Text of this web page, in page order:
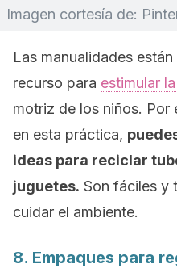
Imagen cortesía de:
Las manualidades
recurso para estimular
motriz de los niños. Por
en esta práctica,
ideas para reciclar
juguetes. Son fáciles y
cuidar el ambiente.
8. Empaques para